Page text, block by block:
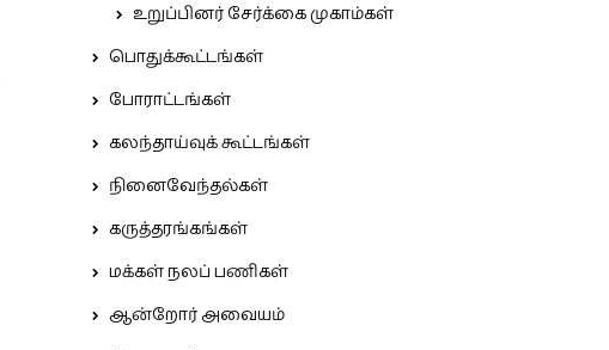
உறுப்பினர் சேர்க்கை முகாம்கள்
பொதுக்கூட்டங்கள்
போராட்டங்கள்
கலந்தாய்வுக் கூட்டங்கள்
நினைவேந்தல்கள்
கருத்தரங்கங்கள்
மக்கள் நலப் பணிகள்
ஆன்றோர் அவையம்